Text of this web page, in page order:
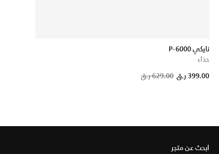
نايكي P-6000
حذاء
629.00 ر.ق 399.00 ر.ق
ابحث عن متجر